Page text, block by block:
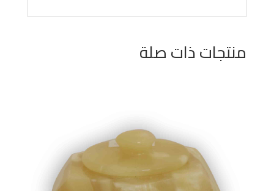
منتجات ذات صلة